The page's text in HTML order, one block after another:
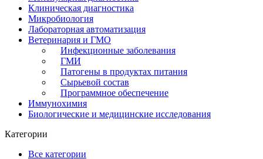
Клиническая диагностика
Микробиология
Лабораторная автоматизация
Ветеринария и ГМО
Инфекционные заболевания
ГМИ
Патогены в продуктах питания
Сырьевой состав
Программное обеспечение
Иммунохимия
Биологические и медицинские исследования
Категории
Все категории